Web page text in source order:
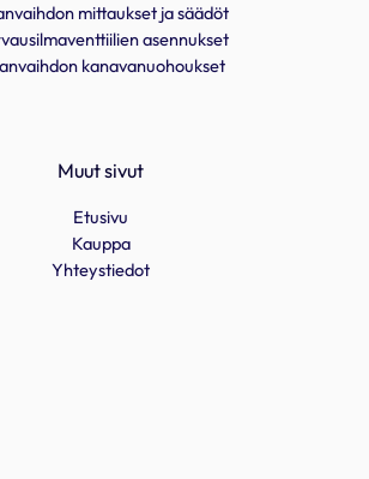
mittaukset ja säädöt
asennukset
kanavanuohoukset
Muut sivut
Etusivu
Kauppa
Yhteystiedot